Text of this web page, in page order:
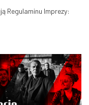
Regulaminu Imprezy: